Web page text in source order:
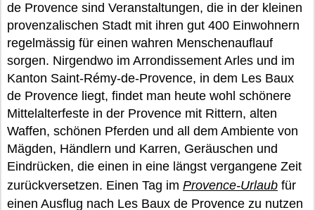
de Provence sind Veranstaltungen, die in der kleinen
provenzalischen Stadt mit ihren gut 400 Einwohnern
regelmässig für einen wahren Menschenauflauf
sorgen. Nirgendwo im Arrondissement Arles und im
Kanton Saint-Rémy-de-Provence, in dem Les Baux
de Provence liegt, findet man heute wohl schönere
Mittelalterfeste in der Provence mit Rittern, alten
Waffen, schönen Pferden und all dem Ambiente von
Mägden, Händlern und Karren, Geräuschen und
Eindrücken, die einen in eine längst vergangene Zeit
zurückversetzen. Einen Tag im Provence-Urlaub für
einen Ausflug nach Les Baux de Provence zu nutzen